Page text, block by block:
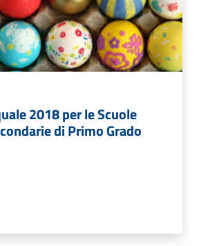
2018 per le Scuole
di Primo Grado